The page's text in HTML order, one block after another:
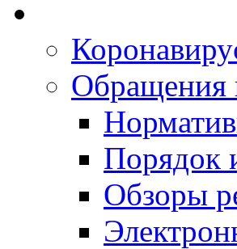
Обращения
Порядок
Обзоры